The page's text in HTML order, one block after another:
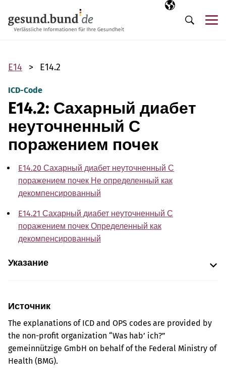
Выбранный
RU
Поиск
E14 E14.2
ICD-Code
E14.2: Сахарный диабет
неуточненный С
поражением почек
E14.20 Сахарный диабет неуточненный С
поражением почек Не определенный как
декомпенсированный
E14.21 Сахарный диабет неуточненный С
поражением почек Определенный как
декомпенсированный
Указание
Источник
The explanations of ICD and OPS codes are provided by
the non-profit organization “Was hab’ ich?”
gemeinnützige GmbH on behalf of the Federal Ministry of
Health (BMG).